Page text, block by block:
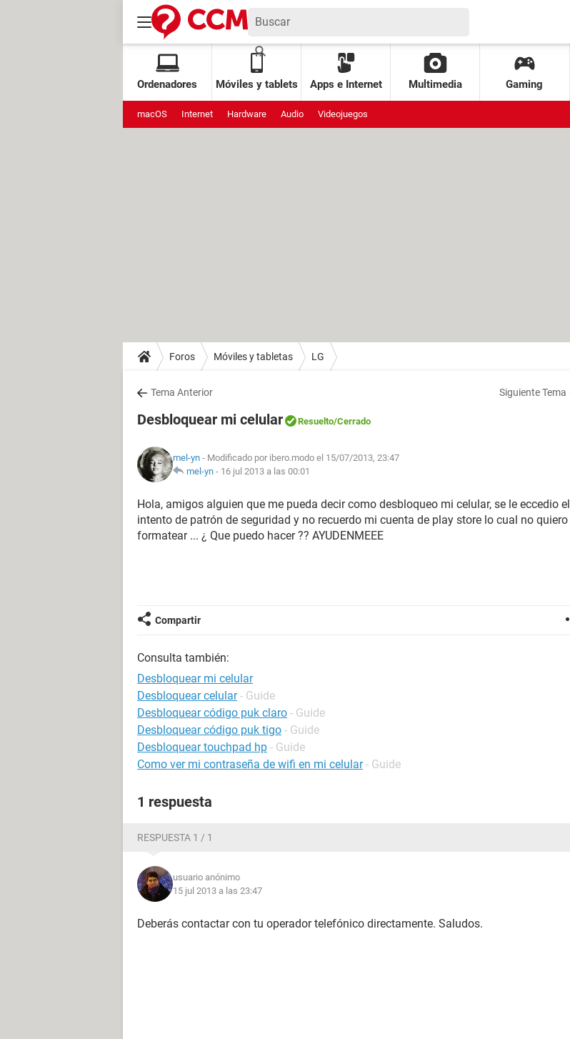
Ordenadores Móviles y tablets Apps e Internet Multimedia Gaming
macOS Internet Hardware Audio Videojuegos
Foros Móviles y tabletas LG
Tema Anterior Siguiente Tema
Desbloquear mi celular Resuelto/Cerrado
mel-yn - Modificado por ibero.modo el 15/07/2013, 23:47
mel-yn - 16 jul 2013 a las 00:01
Hola, amigos alguien que me pueda decir como desbloqueo mi celular, se le eccedio el
intento de patrón de seguridad y no recuerdo mi cuenta de play store lo cual no quiero
formatear ... ¿ Que puedo hacer ?? AYUDENMEEE
Compartir
Consulta también:
Desbloquear mi celular
Desbloquear celular - Guide
Desbloquear código puk claro - Guide
Desbloquear código puk tigo - Guide
Desbloquear touchpad hp - Guide
Como ver mi contraseña de wifi en mi celular - Guide
1 respuesta
RESPUESTA 1 / 1
usuario anónimo
15 jul 2013 a las 23:47
Deberás contactar con tu operador telefónico directamente. Saludos.